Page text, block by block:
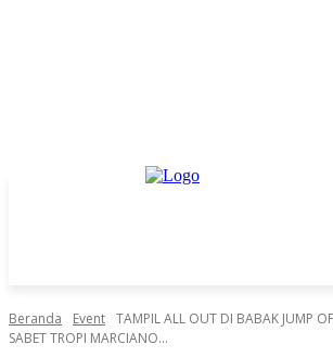
Beranda Event TAMPIL ALL OUT DI BABAK JUMP
SABET TROPI MARCIANO...